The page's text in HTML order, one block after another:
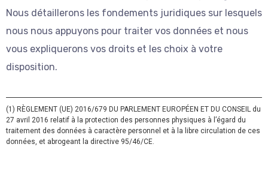
Nous détaillerons les fondements juridiques sur lesquels
nous nous appuyons pour traiter vos données et nous
vous expliquerons vos droits et les choix à votre
disposition.
(1) RÈGLEMENT (UE) 2016/679 DU PARLEMENT EUROPÉEN ET DU CONSEIL du
27 avril 2016 relatif à la protection des personnes physiques à l’égard du
traitement des données à caractère personnel et à la libre circulation de ces
données, et abrogeant la directive 95/46/CE.